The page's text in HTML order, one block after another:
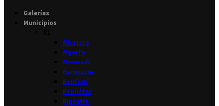
Galerías
Municipios
Albatera
Algorfa
Almoradí
Benejúzar
Benferri
Benijófar
Bigastro